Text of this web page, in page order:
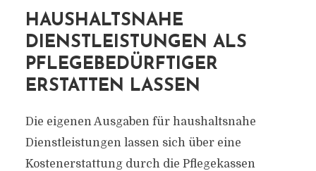
HAUSHALTSNAHE
DIENSTLEISTUNGEN ALS
PFLEGEBEDÜRFTIGER
ERSTATTEN LASSEN
Die eigenen Ausgaben für haushaltsnahe
Dienstleistungen lassen sich über eine
Kostenerstattung durch die Pflegekassen